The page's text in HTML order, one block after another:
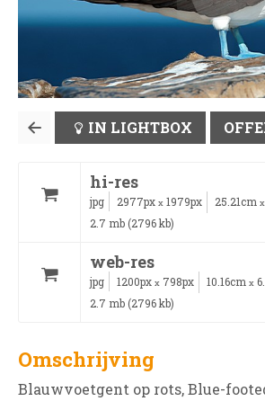
IN LIGHTBOX
hi-res
jpg 2977px x 1979px 25.21cm x
2.7 mb (2796 kb)
web-res
jpg 1200px x 798px 10.16cm x
2.7 mb (2796 kb)
Omschrijving
Blauwvoetgent op rots, Blue-